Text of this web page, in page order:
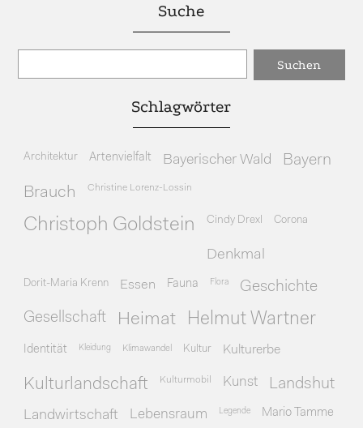
Suche
Schlagwörter
Architektur Artenvielfalt Bayerischer Wald Bayern
Brauch Christine Lorenz-Lossin
Christoph Goldstein Cindy Drexl Corona
Denkmal
Dorit-Maria Krenn Essen Fauna Flora Geschichte
Gesellschaft Heimat Helmut Wartner
Identität Kleidung Klimawandel Kultur Kulturerbe
Kulturlandschaft Kulturmobil Kunst Landshut
Landwirtschaft Lebensraum Legende Mario Tamme